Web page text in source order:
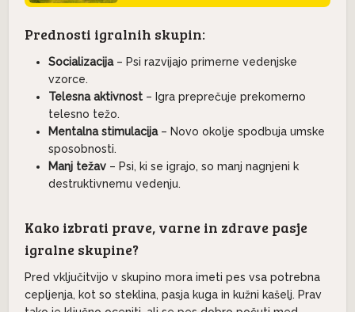
Prednosti igralnih skupin:
Socializacija– Psi razvijajo primerne vedenjske
vzorce.
Telesna aktivnost – Igra preprečuje prekomerno
telesno težo.
Mentalna stimulacija– Novo okolje spodbuja umske
sposobnosti.
Manj težav – Psi, ki se igrajo, so manj nagnjeni k
destruktivnemu vedenju.
Kako izbrati prave, varne in zdrave pasje
igralne skupine?
Pred vključitvijo v skupino mora imeti pes vsa potrebna
cepljenja, kot so steklina, pasja kuga in kužni kašelj. Prav